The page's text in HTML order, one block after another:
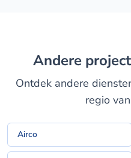
Andere
Ontdek andere
regio
Airco